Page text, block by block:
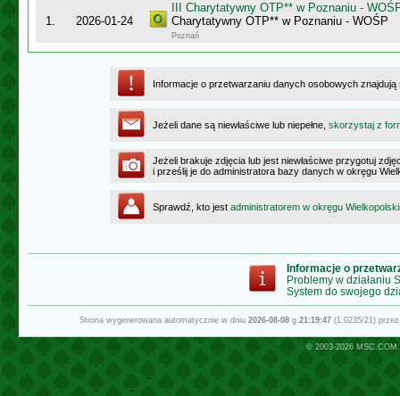
1. 2026-01-24
III Charytatywny OTP** w Poznaniu -
Charytatywny OTP** w Poznaniu - WOŚP
Poznań
Informacje o przetwarzaniu danych osobowych
Jeżeli dane są niewłaściwe lub niepełne, skorzystaj z
Jeżeli brakuje zdjęcia lub jest niewłaściwe przygotuj
i prześlij je do administratora bazy danych w okręgu
Sprawdź, kto jest administratorem w okręgu
Informacje o
Problemy w działaniu
System do swojego
Strona wygenerowana automatycznie w dniu 2026-08-08g.21:19:47(1.0235/21)
© 2003-2026